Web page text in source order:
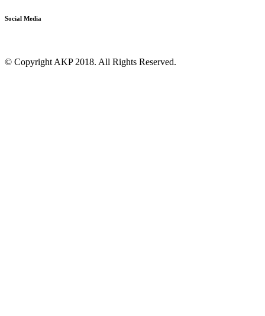
Social Media
© Copyright AKP 2018. All Rights Reserved.